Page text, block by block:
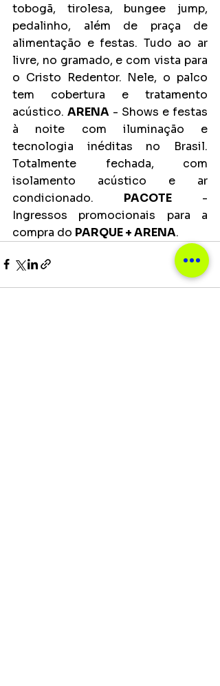
tobogã, tirolesa, bungee jump,
pedalinho, além de praça de
alimentação e festas. Tudo ao ar
livre, no gramado, e com vista para
o Cristo Redentor. Nele, o palco
tem cobertura e tratamento
acústico. ARENA - Shows e festas
à noite com iluminação e
tecnologia inéditas no Brasil.
Totalmente fechada, com
isolamento acústico e ar
condicionado. PACOTE -
Ingressos promocionais para a
compra do PARQUE + ARENA.